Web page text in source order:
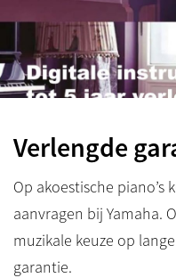
Verlengde
Op akoestische
aanvragen bij Yamaha.
muzikale keuze op
garantie.